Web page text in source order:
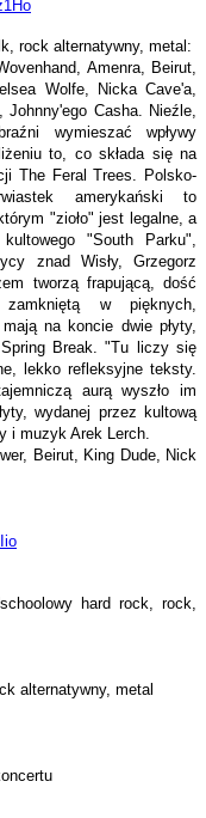
rock alternatywny, metal:
Amenra, Beirut,
Wolfe, Nicka Cave'a,
Casha. Nieźle,
wymieszać wpływy
to, co składa się na
The Feral Trees. Polsko-
amerykański to
"zioło" jest legalne, a
"South Parku",
znad Wisły, Grzegorz
tworzą frapującą, dość
w pięknych,
na koncie dwie płyty,
Break. "Tu liczy się
lekko refleksyjne teksty.
aurą wyszło im
wydanej przez kultową
i muzyk Arek Lerch.
Beirut, King Dude, Nick
hard rock, rock,
alternatywny, metal